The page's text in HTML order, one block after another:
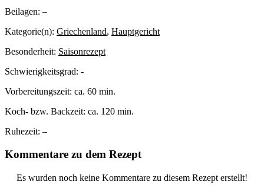
Beilagen: –
Kategorie(n): Griechenland, Hauptgericht
Besonderheit: Saisonrezept
Schwierigkeitsgrad: -
Vorbereitungszeit: ca. 60 min.
Koch- bzw. Backzeit: ca. 120 min.
Ruhezeit: –
Kommentare zu dem Rezept
Es wurden noch keine Kommentare zu diesem Rezept erstellt!